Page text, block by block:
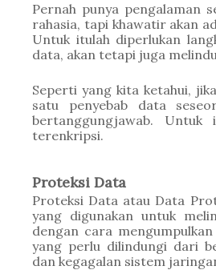
Pernah punya pengalaman
rahasia, tapi khawatir akan
Untuk itulah diperlukan
data, akan tetapi juga
Seperti yang kita ketahui,
satu penyebab data
bertanggungjawab.
terenkripsi.
Proteksi Data
Proteksi Data atau Data
yang digunakan untuk
dengan cara
yang perlu dilindungi dari
dan kegagalan sistem